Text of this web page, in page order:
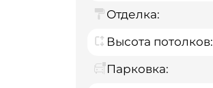
Отделка:
Высота потолков:
Парковка: